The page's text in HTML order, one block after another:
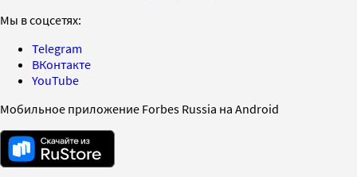
Мы в соцсетях:
Telegram
ВКонтакте
YouTube
Мобильное приложение Forbes Russia на Android